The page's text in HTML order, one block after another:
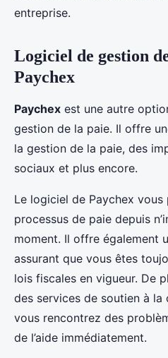
entreprise.
Logiciel de gestion
Paychex
Paychex est une autre
gestion de la paie. Il offre
la gestion de la paie, des
sociaux et plus encore.
Le logiciel de Paychex
processus de paie depuis
moment. Il offre également
assurant que vous êtes
lois fiscales en vigueur. De
des services de soutien à la
vous rencontrez des
de l’aide immédiatement.